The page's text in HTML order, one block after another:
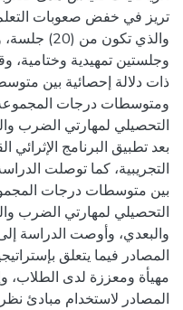
تريز في خفض صعوبات
وجلستين تمهيدية
ذات دلالة إحصائية بين
ومتوسطات درجات
التحصيلي لمهارتي الضرب
بعد تطبيق البرنامج
التجريبية، كما توصلت
بين متوسطات درجات
التحصيلي لمهارتي الضرب
والبعدي، وأوصت الدراسة
المصادر فيما يتعلق
مهيأة ومعززة لدى الطلاب،
المصادر لاستخدام مبادئ